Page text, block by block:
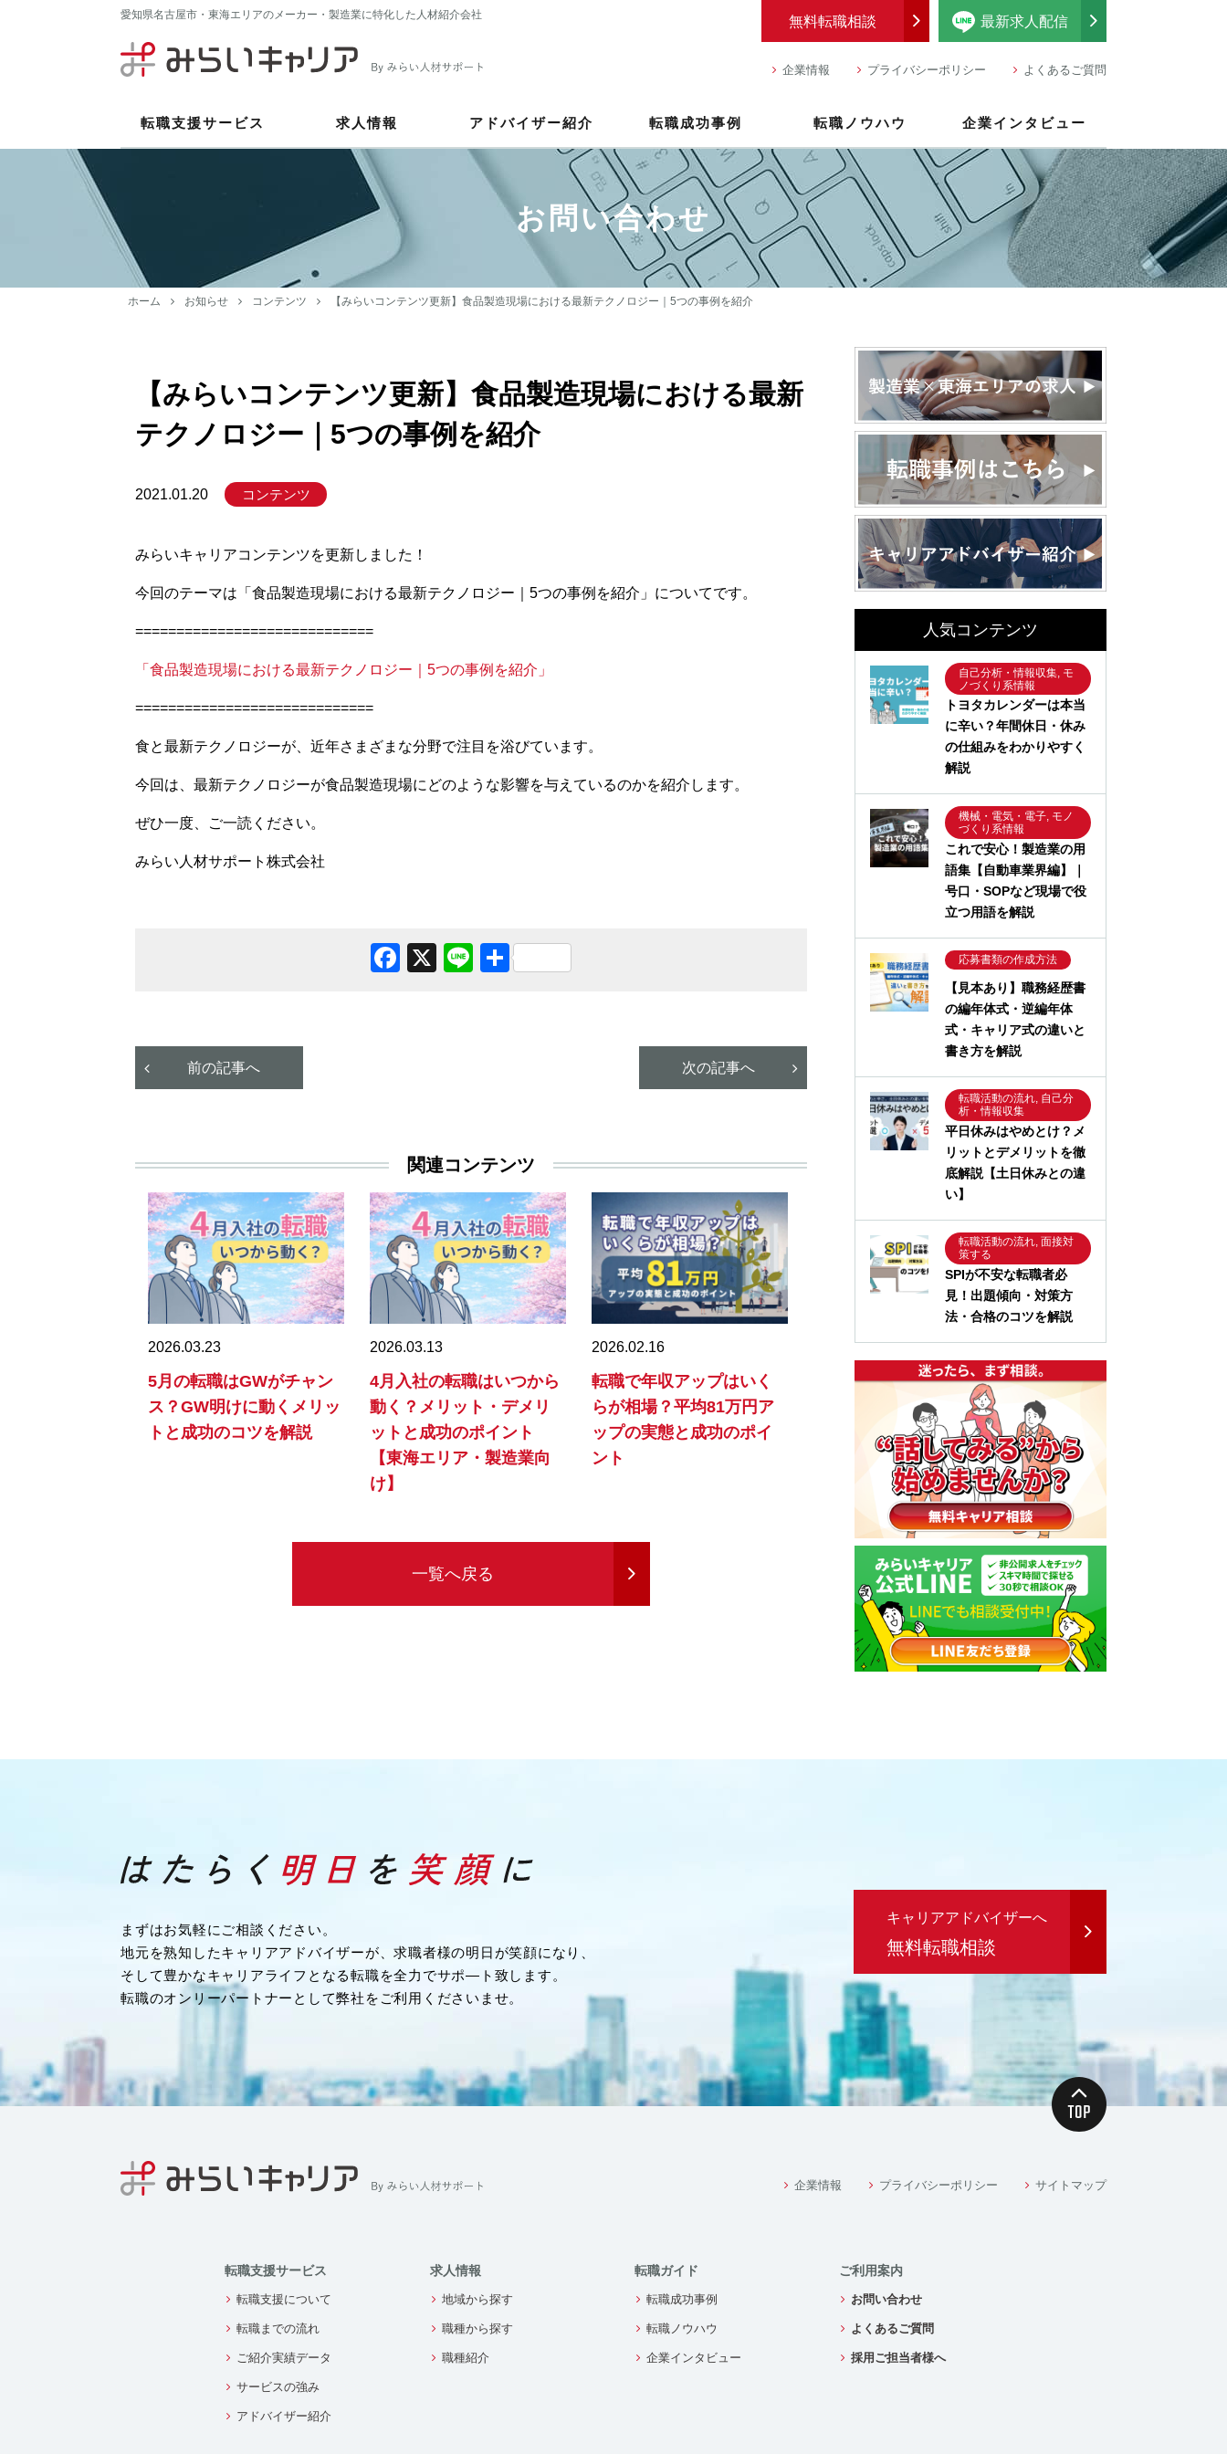
愛知県名古屋市・東海エリアのメーカー・製造業に特化した人材紹介会社 最新求人配信
無料転職相談
企業情報 プライバシーポリシー よくあるご質問
転職支援サービス 求人情報 アドバイザー紹介 転職成功事例 転職ノウハウ 企業インタビュー
お問い合わせ
ホーム お知らせ コンテンツ 【みらいコンテンツ更新】食品製造現場における最新テクノロジー｜5つの事例を紹介
【みらいコンテンツ更新】食品製造現場における最新
テクノロジー｜5つの事例を紹介
2021.01.20 コンテンツ
みらいキャリアコンテンツを更新しました！
今回のテーマは「食品製造現場における最新テクノロジー｜5つの事例を紹介」についてです。
=============================
「食品製造現場における最新テクノロジー｜5つの事例を紹介」
=============================
食と最新テクノロジーが、近年さまざまな分野で注目を浴びています。
今回は、最新テクノロジーが食品製造現場にどのような影響を与えているのかを紹介します。
ぜひ一度、ご一読ください。
みらい人材サポート株式会社
Facebook
X Line共
前の記事へ 次の記事へ
関連コンテンツ
2026.03.23
5月の転職はGWがチャン
ス？GW明けに動くメリッ
トと成功のコツを解説
2026.03.13
4月入社の転職はいつから
動く？メリット・デメリ
ットと成功のポイント
【東海エリア・製造業向
け】
2026.02.16
転職で年収アップはいく
らが相場？平均81万円ア
ップの実態と成功のポイ
ント
一覧へ戻る
人気コンテンツ
自己分析・情報収集, モ
ノづくり系情報
トヨタカレンダーは本当
に辛い？年間休日・休み
の仕組みをわかりやすく
解説
機械・電気・電子, モノ
づくり系情報
これで安心！製造業の用
語集【自動車業界編】｜
号口・SOPなど現場で役
立つ用語を解説
応募書類の作成方法
【見本あり】職務経歴書
の編年体式・逆編年体
式・キャリア式の違いと
書き方を解説
転職活動の流れ, 自己分
析・情報収集
平日休みはやめとけ？メ
リットとデメリットを徹
底解説【土日休みとの違
い】
転職活動の流れ, 面接対
策する
SPIが不安な転職者必
見！出題傾向・対策方
法・合格のコツを解説
まずはお気軽にご相談ください。
地元を熟知したキャリアアドバイザーが、求職者様の明日が笑顔になり、
そして豊かなキャリアライフとなる転職を全力でサポ―ト致します。
転職のオンリーパートナーとして弊社をご利用くださいませ。
キャリアアドバイザーへ
無料転職相談
企業情報 プライバシーポリシー サイトマップ
転職支援サービス
転職支援について
転職までの流れ
ご紹介実績データ
サービスの強み
アドバイザー紹介
求人情報
地域から探す
職種から探す
職種紹介
転職ガイド
転職成功事例
転職ノウハウ
企業インタビュー
ご利用案内
お問い合わせ
よくあるご質問
採用ご担当者様へ